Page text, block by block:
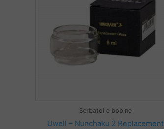
Serbatoi e bobine
Uwell – Nunchaku 2 Replacement